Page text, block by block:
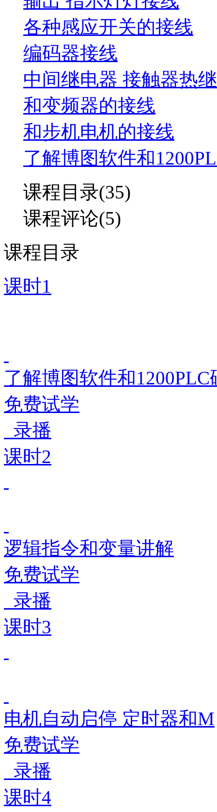
各种感应开关的接线
编码器接线
中间继电器 接触器热
和变频器的接线
和步机电机的接线
了解博图软件和
课程目录(35)
课程评论(5)
课程目录
课时1
了解博图软件和1200PLC
免费试学
录播
课时2
逻辑指令和变量讲解
免费试学
录播
课时3
电机自动启停 定时器和M
免费试学
录播
课时4